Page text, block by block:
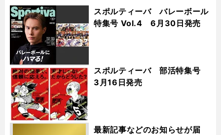
スポルティーバ バレーボール
特集号 Vol.4 6月30日発売
スポルティーバ 部活特集号
3月16日発売
最新記事などのお知らせが届